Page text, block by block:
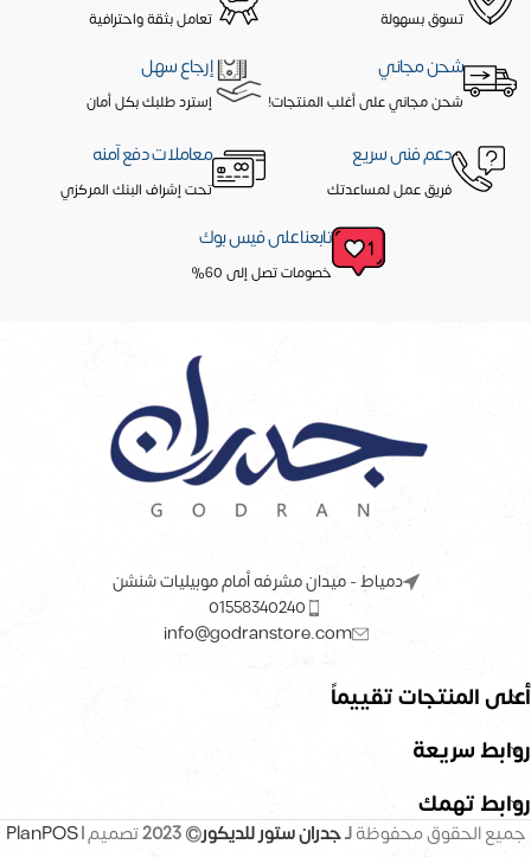
تسوق بسهولة تعامل بثقة واحترافية
شحن مجاني
شحن مجاني على أغلب المنتجات!
إرجاع سهل
إسترد طلبك بكل أمان
دعم فنى سريع
فريق عمل لمساعدتك
معاملات دفع آمنه
تحت إشراف البنك المركزي
تابعنا على فيس بوك
خصومات تصل إلى 60%
دمياط - ميدان مشرفه أمام موبيليات شنشن
01558340240
info@godranstore.com
أعلى المنتجات تقييماً
روابط سريعة
روابط تهمك
جميع الحقوق محفوظةلـجدران ستور للديكور© 2023 تصميم |PlanPOS